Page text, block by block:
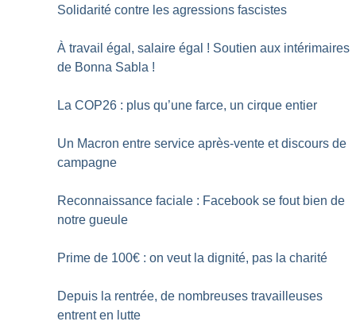
Solidarité contre les agressions fascistes
À travail égal, salaire égal ! Soutien aux intérimaires
de Bonna Sabla !
La COP26 : plus qu’une farce, un cirque entier
Un Macron entre service après-vente et discours de
campagne
Reconnaissance faciale : Facebook se fout bien de
notre gueule
Prime de 100€ : on veut la dignité, pas la charité
Depuis la rentrée, de nombreuses travailleuses
entrent en lutte